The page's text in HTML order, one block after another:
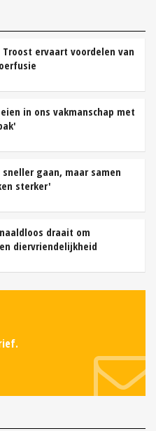
Troost ervaart voordelen van
in ons vakmanschap met
gaan, maar samen
sterker'
draait om
diervriendelijkheid